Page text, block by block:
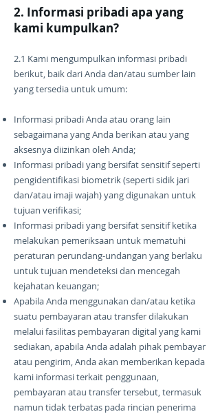
2. Informasi pribadi apa yang
kami kumpulkan?
2.1 Kami mengumpulkan informasi pribadi
berikut, baik dari Anda dan/atau sumber lain
yang tersedia untuk umum:
Informasi pribadi Anda atau orang lain
sebagaimana yang Anda berikan atau yang
aksesnya diizinkan oleh Anda;
Informasi pribadi yang bersifat sensitif seperti
pengidentifikasi biometrik (seperti sidik jari
dan/atau imaji wajah) yang digunakan untuk
tujuan verifikasi;
Informasi pribadi yang bersifat sensitif ketika
melakukan pemeriksaan untuk mematuhi
peraturan perundang-undangan yang berlaku
untuk tujuan mendeteksi dan mencegah
kejahatan keuangan;
Apabila Anda menggunakan dan/atau ketika
suatu pembayaran atau transfer dilakukan
melalui fasilitas pembayaran digital yang kami
sediakan, apabila Anda adalah pihak pembayar
atau pengirim, Anda akan memberikan kepada
kami informasi terkait penggunaan,
pembayaran atau transfer tersebut, termasuk
namun tidak terbatas pada rincian penerima